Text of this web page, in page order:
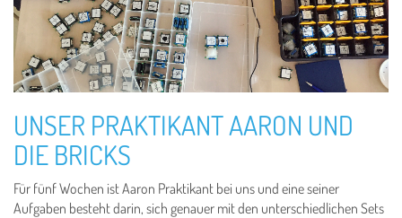
UNSER PRAKTIKANT AARON UND
DIE BRICKS
Für fünf Wochen ist Aaron Praktikant bei uns und eine seiner
Aufgaben besteht darin, sich genauer mit den unterschiedlichen Sets